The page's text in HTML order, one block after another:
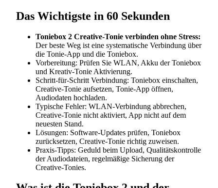
Das Wichtigste in 60 Sekunden
Toniebox 2 Creative-Tonie verbinden ohne Stress:
Der beste Weg ist eine systematische Verbindung über
die Tonie-App und die Toniebox.
Vorbereitung: Prüfen Sie WLAN, Akku der Toniebox
und Kreativ-Tonie Aktivierung.
Schritt-für-Schritt Verbindung: Toniebox einschalten,
Creative-Tonie aufsetzen, Tonie-App öffnen,
Audiodaten hochladen.
Typische Fehler: WLAN-Verbindung abbrechen,
Creative-Tonie nicht aktiviert, App nicht auf dem
neuesten Stand.
Lösungen: Software-Updates prüfen, Toniebox
zurücksetzen, Creative-Tonie richtig zuweisen.
Praxis-Tipps: Geduld beim Upload, Qualitätskontrolle
der Audiodateien, regelmäßige Sicherung der
Creative-Tonies.